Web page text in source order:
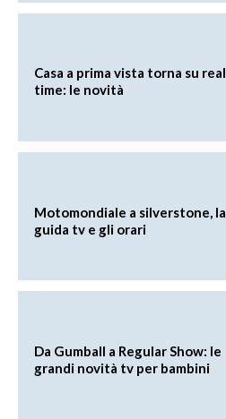
Casa a prima vista torna su real
time: le novità
Motomondiale a silverstone, la
guida tv e gli orari
Da Gumball a Regular Show: le
grandi novità tv per bambini